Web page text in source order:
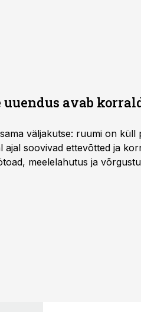
uuendus avab
väljakutse: ruumi on küll
soovivad ettevõtted ja
meelelahutus ja